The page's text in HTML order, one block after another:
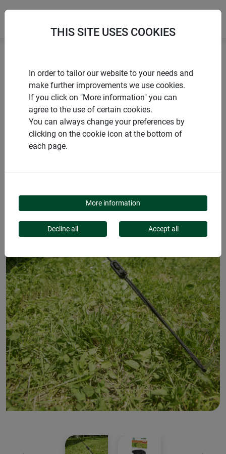
Accueil Accessoires Cordelette de fixation + tendeur
PRODUITS
CORDELETTE DE
THIS SITE USES COOKIES
In order to tailor our website to your needs and
make further improvements we use cookies.
If you click on "More information" you can
agree to the use of certain cookies.
You can always change your preferences by
clicking on the cookie icon at the bottom of
each page.
More information
Decline all Accept all